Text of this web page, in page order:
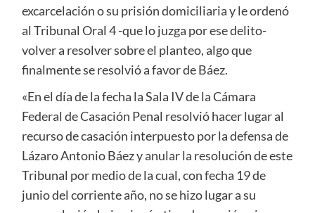
excarcelación o su prisión domiciliaria y le ordenó
al Tribunal Oral 4 -que lo juzga por ese delito-
volver a resolver sobre el planteo, algo que
finalmente se resolvió a favor de Báez.
«En el día de la fecha la Sala IV de la Cámara
Federal de Casación Penal resolvió hacer lugar al
recurso de casación interpuesto por la defensa de
Lázaro Antonio Báez y anular la resolución de este
Tribunal por medio de la cual, con fecha 19 de
junio del corriente año, no se hizo lugar a su